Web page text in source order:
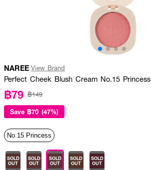
NAREE View Brand
Perfect Cheek Blush Cream No.15 Princess
฿79 ฿149
Save ฿70 (47%)
No.15 Princess
SOLD
OUT
SOLD
OUT
SOLD
OUT
SOLD
OUT
SOLD
OUT